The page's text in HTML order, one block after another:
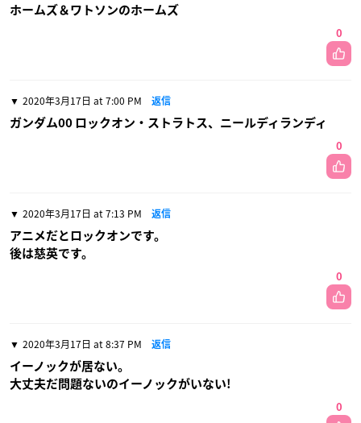
ホームズ＆ワトソンのホームズ
0
2020年3月17日 at 7:00 PM 返信
ガンダム00 ロックオン・ストラトス、ニールディランディ
0
2020年3月17日 at 7:13 PM 返信
アニメだとロックオンです。
後は慈英です。
0
2020年3月17日 at 8:37 PM 返信
イーノックが居ない。
大丈夫だ問題ないのイーノックがいない!
0